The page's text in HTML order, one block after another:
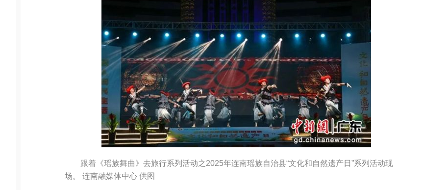
跟着《瑶族舞曲》去旅行系列活动之2025年连南瑶族自治县“文化和自然遗产日”系列活动现
场。 连南融媒体中心 供图